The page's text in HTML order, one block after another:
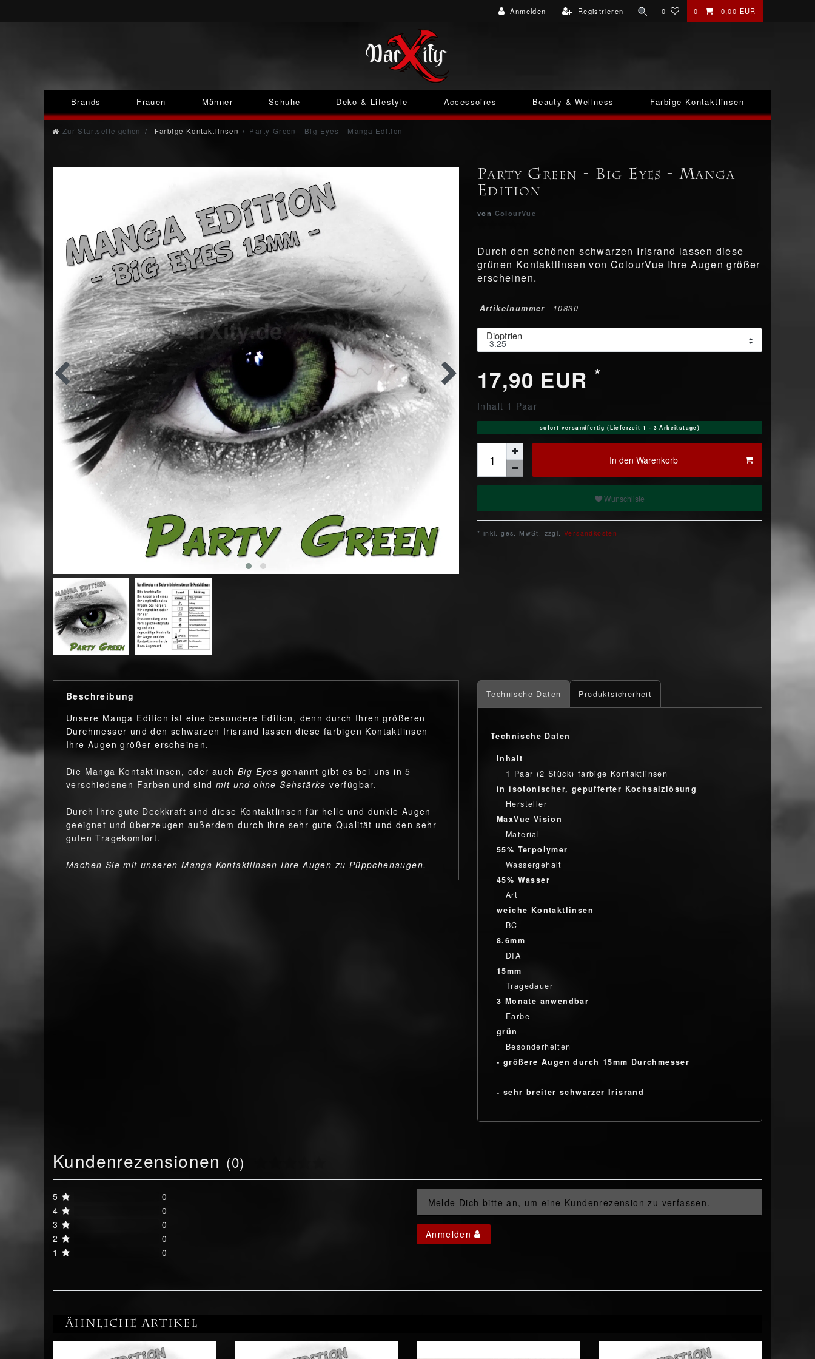
Anmelden Registrieren 0 0 0,00 EUR
Brands Frauen Männer Schuhe Deko & Lifestyle Accessoires Beauty & Wellness Farbige Kontaktlinsen
Zur Startseite gehen Farbige Kontaktlinsen Party Green - Big Eyes - Manga Edition
Party Green - Big Eyes - Manga
Edition
von ColourVue
Durch den schönen schwarzen Irisrand lassen diese
grünen Kontaktlinsen von ColourVue Ihre Augen größer
erscheinen.
Artikelnummer 10830
Dioptrien
17,90 EUR *
Inhalt 1 Paar
sofort versandfertig (Lieferzeit 1 - 3 Arbeitstage)
In den Warenkorb
Wunschliste
* inkl. ges. MwSt. zzgl. Versandkosten
Beschreibung
Unsere Manga Edition ist eine besondere Edition, denn durch Ihren größeren
Durchmesser und den schwarzen Irisrand lassen diese farbigen Kontaktlinsen
Ihre Augen größer erscheinen.
Die Manga Kontaktlinsen, oder auch Big Eyes genannt gibt es bei uns in 5
verschiedenen Farben und sind mit und ohne Sehstärke verfügbar.
Durch Ihre gute Deckkraft sind diese Kontaktlinsen für helle und dunkle Augen
geeignet und überzeugen außerdem durch ihre sehr gute Qualität und den sehr
guten Tragekomfort.
Machen Sie mit unseren Manga Kontaktlinsen Ihre Augen zu Püppchenaugen.
Technische Daten Produktsicherheit
Technische Daten
Inhalt
1 Paar (2 Stück) farbige Kontaktlinsen
in isotonischer, gepufferter Kochsalzlösung
Hersteller
MaxVue Vision
Material
55% Terpolymer
Wassergehalt
45% Wasser
Art
weiche Kontaktlinsen
BC
8.6mm
DIA
15mm
Tragedauer
3 Monate anwendbar
Farbe
grün
Besonderheiten
- größere Augen durch 15mm Durchmesser
- sehr breiter schwarzer Irisrand
Kundenrezensionen (0)
5
0
4
0
3
0
2
0
1
0
Melde Dich bitte an, um eine Kundenrezension zu verfassen.
Anmelden
Ähnliche Artikel